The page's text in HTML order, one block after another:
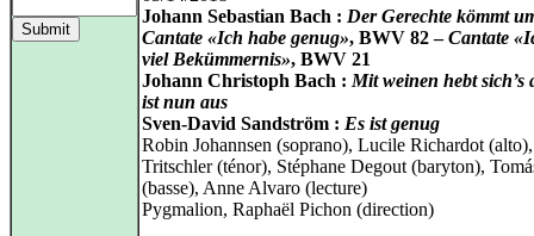
Johann Sebastian Bach : Der Gerechte kömmt
Cantate «Ich habe genug», BWV 82 –Cantate
viel Bekümmernis», BWV 21
Johann Christoph Bach : Mit weinen hebt sich’s
ist nun aus
Sven-David Sandström : Es ist genug
Robin Johannsen (soprano), Lucile Richardot
Tritschler (ténor), Stéphane Degout (baryton),
(basse), Anne Alvaro (lecture)
Pygmalion, Raphaël Pichon (direction)